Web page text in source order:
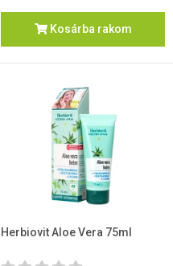
Kosárba rakom
Herbiovit Aloe Vera 75ml